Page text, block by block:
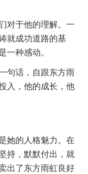
对于他的理解。一
就成功道路的基
一种感动。
句话，自跟东方雨
入，他的成长，他
她的人格魅力。在
持，默默付出，就
出了东方雨虹良好